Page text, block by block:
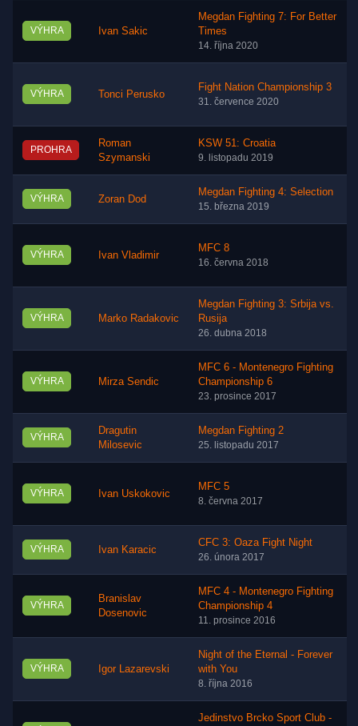
VÝHRA Ivan Sakic
Megdan Fighting 7: For Better
Times
14. října 2020
VÝHRA Tonci Perusko
Fight Nation Championship 3
31. července 2020
PROHRA
Roman
Szymanski
KSW 51: Croatia
9. listopadu 2019
VÝHRA Zoran Dod
Megdan Fighting 4: Selection
15. března 2019
VÝHRA Ivan Vladimir
MFC 8
16. června 2018
VÝHRA Marko Radakovic
Megdan Fighting 3: Srbija vs.
Rusija
26. dubna 2018
VÝHRA Mirza Sendic
MFC 6 - Montenegro Fighting
Championship 6
23. prosince 2017
VÝHRA
Dragutin
Milosevic
Megdan Fighting 2
25. listopadu 2017
VÝHRA Ivan Uskokovic
MFC 5
8. června 2017
VÝHRA Ivan Karacic
CFC 3: Oaza Fight Night
26. února 2017
VÝHRA
Branislav
Dosenovic
MFC 4 - Montenegro Fighting
Championship 4
11. prosince 2016
VÝHRA Igor Lazarevski
Night of the Eternal - Forever
with You
8. října 2016
Jedinstvo Brcko Sport Club -